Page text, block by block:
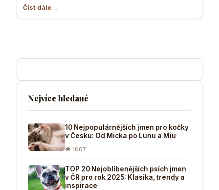
Číst dále →
Nejvíce hledané
10 Nejpopulárnějších jmen pro kočky
v Česku: Od Micka po Lunu a Miu
👁 1007
TOP 20 Nejoblíbenějších psích jmen
v ČR pro rok 2025: Klasika, trendy a
inspirace